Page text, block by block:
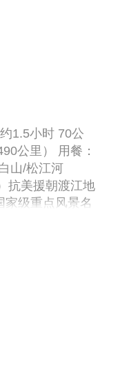
光等众多英模
时）建筑外形
年代老街号建
筑、老街名在项
筑符号做外墙及
典美食、旅游购
1.5小时 70公
公里） 用餐：
抗美援朝渡江地
家级重点风景名
最优美的地方，
城的最东端起
钟）感受两国
国风情。中朝水
票80自理，约